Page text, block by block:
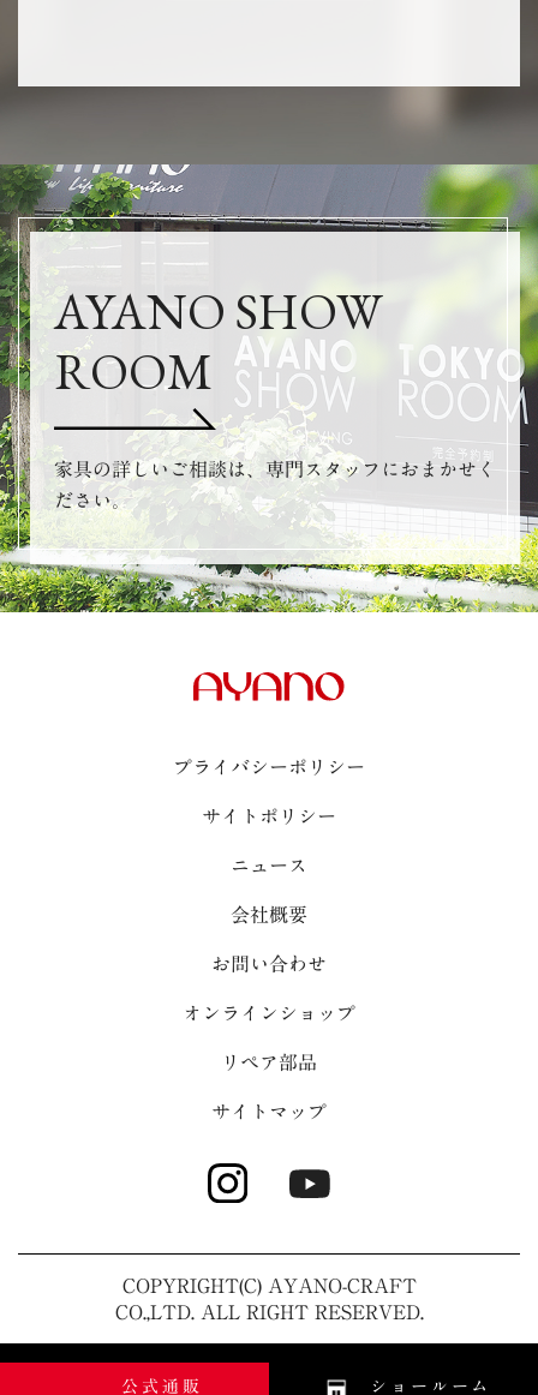
AYANO SHOW
ROOM
家具の詳しいご相談は、専門スタッフにおまかせく
ださい。
プライバシーポリシー
サイトポリシー
ニュース
会社概要
お問い合わせ
オンラインショップ
リペア部品
サイトマップ
COPYRIGHT(C) AYANO-CRAFT
CO.,LTD. ALL RIGHT RESERVED.
ショールーム
公式通販